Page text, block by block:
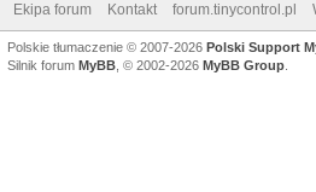
Ekipa forum Kontakt forum.tinycontrol.pl
Polskie tłumaczenie © 2007-2026 Polski Support
Silnik forum MyBB , © 2002-2026 MyBB Group